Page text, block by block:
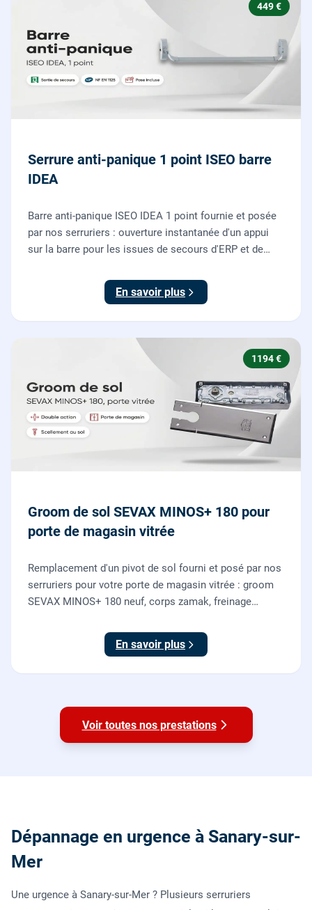
449 €
Serrure anti-panique 1 point ISEO barre
IDEA
Barre anti-panique ISEO IDEA 1 point fournie et posée
par nos serruriers : ouverture instantanée d'un appui
sur la barre pour les issues de secours d'ERP et de
En savoir plus
1194 €
Groom de sol SEVAX MINOS+ 180 pour
porte de magasin vitrée
Remplacement d'un pivot de sol fourni et posé par nos
serruriers pour votre porte de magasin vitrée : groom
SEVAX MINOS+ 180 neuf, corps zamak, freinage
sol, réglage et essais. 995 euros HT (1194 TTC).
En savoir plus
Voir toutes nos prestations
Dépannage en urgence à Sanary-sur-
Mer
Une urgence à Sanary-sur-Mer ? Plusieurs serruriers